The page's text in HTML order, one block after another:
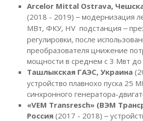
Arcelor Mittal Ostrava,
(2018 - 2019) –модернизация
МВт, ФКУ, HV подстанция –
регулировки, после
преобразователя цнижение
мощности в среднем с 3 Мвт до
Ташлыкская ГАЭС, Украина
устройство плавнохо пуска 25
синхронного генератора-
«VEM Transresch» (ВЭМ
Россия (2017 - 2018) –